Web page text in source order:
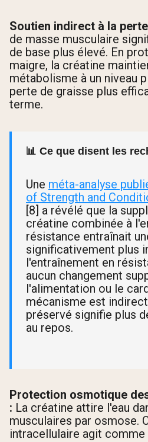
Soutien indirect à la
de masse musculaire
de base plus élevé. En
maigre, la créatine
métabolisme à un niveau
perte de graisse plus
terme.
📊 Ce que disent les
Une méta-analyse
of Strength and
[8] a révélé que la
créatine combinée à
résistance entraînait
significativement plus
l'entraînement en
aucun changement
l'alimentation ou le
mécanisme est
préservé signifie plus
au repos.
Protection osmotique
: La créatine attire l'eau
musculaires par osmose.
intracellulaire agit